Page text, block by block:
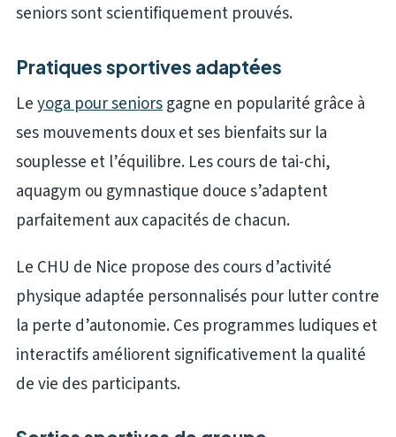
seniors sont scientifiquement prouvés.
Pratiques sportives adaptées
Leyoga pour seniorsgagne en popularité grâce à
ses mouvements doux et ses bienfaits sur la
souplesse et l’équilibre. Les cours de tai-chi,
aquagym ou gymnastique douce s’adaptent
parfaitement aux capacités de chacun.
Le CHU de Nice propose des cours d’activité
physique adaptée personnalisés pour lutter contre
la perte d’autonomie. Ces programmes ludiques et
interactifs améliorent significativement la qualité
de vie des participants.